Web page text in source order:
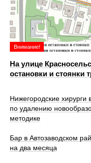
Внимание!
На улице
остановки и стоянки
Нижегородские
по удалению
методике
Бар в Автозаводском
на два месяца